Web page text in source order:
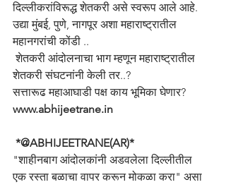
दिल्लीकरांविरूद्ध शेतकरी असे स्वरूप आले आहे.
उद्या मुंबई, पुणे, नागपूर अशा महाराष्ट्रातील
महानगरांची कोंडी ..
शेतकरी आंदोलनाचा भाग म्हणून महाराष्ट्रातील
शेतकरी संघटनांनी केली तर..?
सत्तारूढ महाआघाडी पक्ष काय भूमिका घेणार?
www.abhijeetrane.in
*@ABHIJEETRANE(AR)*
"शाहीनबाग आंदोलकांनी अडवलेला दिल्लीतील
एक रस्ता बळाचा वापर करून मोकळा करा" असा